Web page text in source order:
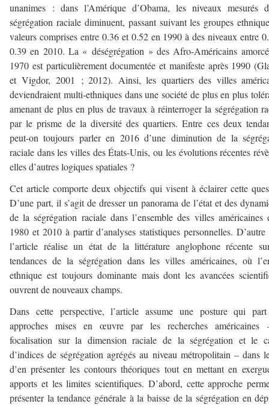
unanimes : dans l’Amérique d’Obama, les niveaux mesurés
ségrégation raciale diminuent, passant suivant les groupes
valeurs comprises entre 0.36 et 0.52 en 1990 à des niveaux entre
0.39 en 2010. La « déségrégation » des Afro-Américains
1970 est particulièrement documentée et manifeste après 1990
et Vigdor, 2001 ; 2012). Ainsi, les quartiers des villes
deviendraient multi-ethniques dans une société de plus en plus
amenant de plus en plus de travaux à réinterroger la ségrégation
par le prisme de la diversité des quartiers. Entre ces deux
peut-on toujours parler en 2016 d’une diminution de la
raciale dans les villes des États-Unis, ou les évolutions récentes
elles d’autres logiques spatiales ?
Cet article comporte deux objectifs qui visent à éclairer cette
D’une part, il s’agit de dresser un panorama de l’état et des
de la ségrégation raciale dans l’ensemble des villes américaines
1980 et 2010 à partir d’analyses statistiques personnelles. D’autre
l’article réalise un état de la littérature anglophone récente
tendances de la ségrégation dans les villes américaines, où
ethnique est toujours dominante mais dont les avancées
ouvrent de nouveaux champs.
Dans cette perspective, l’article assume une posture qui
approches mises en œuvre par les recherches
focalisation sur la dimension raciale de la ségrégation et le
d’indices de ségrégation agrégés au niveau métropolitain – dans
d’en présenter les contours théoriques tout en mettant en
apports et les limites scientifiques. D’abord, cette approche
présenter la tendance générale à la baisse de la ségrégation en